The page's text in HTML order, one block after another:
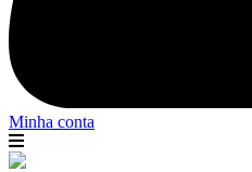
Minha conta